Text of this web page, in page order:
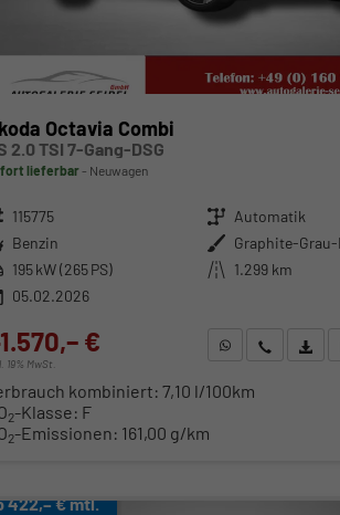
Octavia Combi
2.0 TSI 7-Gang-DSG
lieferbar Neuwagen
115775 Getriebe Automatik
Benzin Außenfarbe Graphite-
195 kW (265 PS) Kilometerstand 1.299 km
05.02.2026
€
19% MwSt.
WhatsAppWir rufen
kombiniert:7,10 l/100km
2-Klasse: F
2-Emissionen: 161,00 g/km
422,– € mtl.